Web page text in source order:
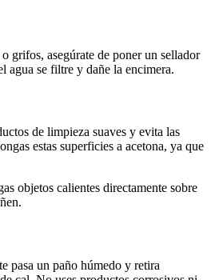
grifos, asegúrate de poner un sellador
agua se filtre y dañe la encimera.
de limpieza suaves y evita las
estas superficies a acetona, ya que
objetos calientes directamente sobre
pasa un paño húmedo y retira